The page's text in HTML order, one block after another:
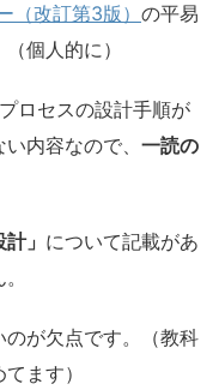
（改訂第3版） の平易
個人的に）
ロセスの設計手順が
内容なので、 一読の
」 について記載があ
が欠点です。（教科
ます）